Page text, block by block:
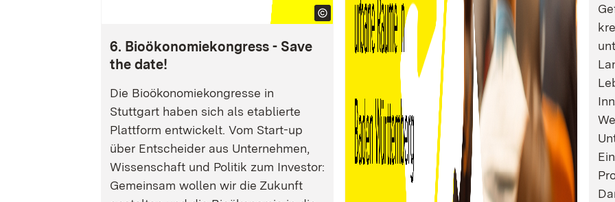
6. Bioökonomiekongress - Save
the date!
Die Bioökonomiekongresse in
Stuttgart haben sich als etablierte
Plattform entwickelt. Vom Start-up
über Entscheider aus Unternehmen,
Wissenschaft und Politik zum Investor:
Gemeinsam wollen wir die Zukunft